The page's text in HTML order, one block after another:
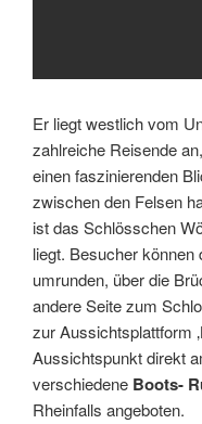
Er liegt westlich vom
zahlreiche Reisende
einen faszinierenden
zwischen den Felsen
ist das Schlösschen
liegt. Besucher
umrunden, über die
andere Seite zum
zur Aussichtsplattform
Aussichtspunkt direkt
verschiedene Boots-
Rheinfalls angeboten.